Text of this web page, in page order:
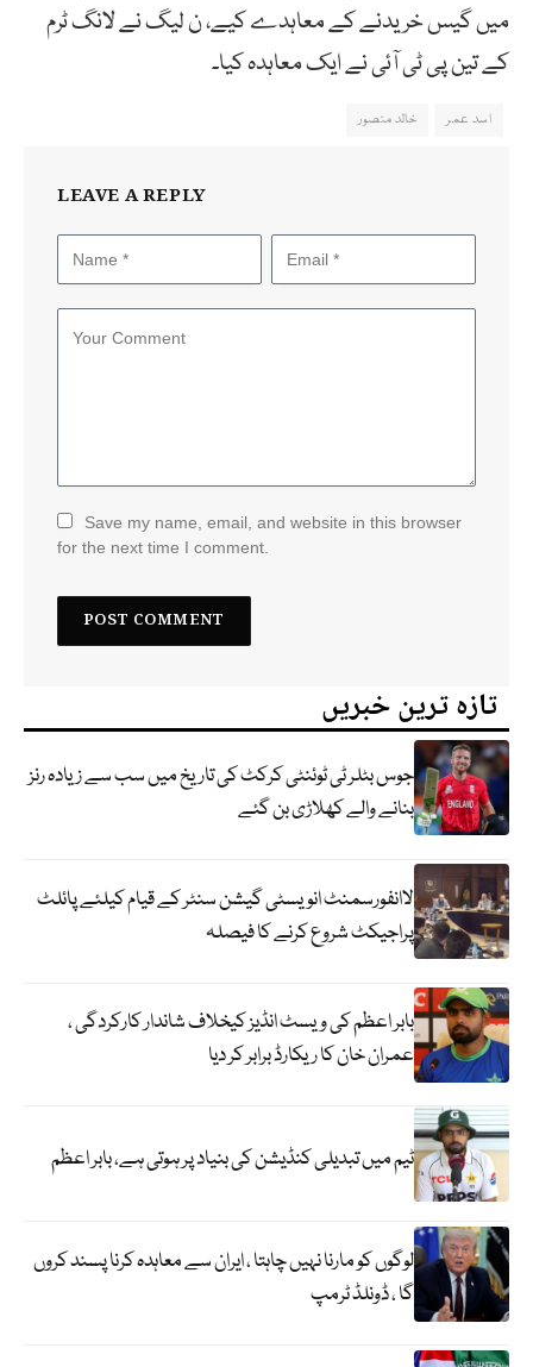
میں گیس خریدنے کے معاہدے کیے، ن لیگ نے لانگ ٹرم
کے تین پی ٹی آئی نے ایک معاہدہ کیا۔
اسد عمر خالد منصور
LEAVE A REPLY
Save my name, email, and website in this browser
for the next time I comment.
تازہ ترین خبریں
جوس بٹلر ٹی ٹوئنٹی کرکٹ کی تاریخ میں سب سے زیادہ رنز
بنانے والے کھلاڑی بن گئے
لاانفورسمنٹ انویسٹی گیشن سنٹر کے قیام کیلئے پائلٹ
پراجیکٹ شروع کرنے کا فیصلہ
بابر اعظم کی ویسٹ انڈیز کیخلاف شاندار کارکردگی ،
عمران خان کا ریکارڈ برابر کر دیا
ٹیم میں تبدیلی کنڈیشن کی بنیاد پر ہوتی ہے، بابر اعظم
لوگوں کو مارنا نہیں چاہتا ، ایران سے معاہدہ کرنا پسند کروں
گا ، ڈونلڈ ٹرمپ